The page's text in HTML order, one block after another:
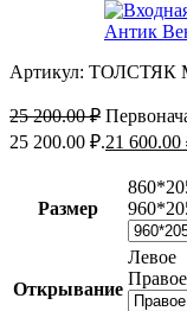
Артикул: ТОЛСТЯК
25 200.00₽
25 200.00 ₽.21 600.00
Размер
Открывание
Левое
Правое